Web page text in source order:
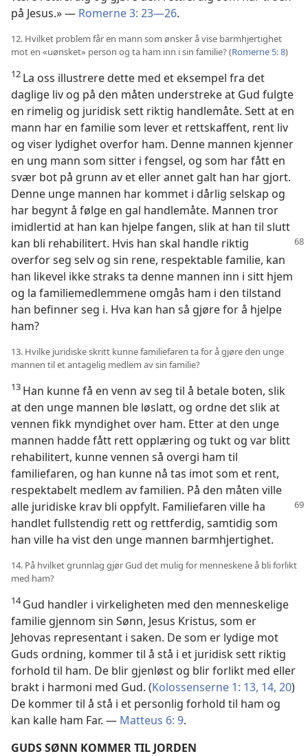
på Jesus.» — Romerne 3: 23—26.
12. Hvilket problem får en mann som ønsker å vise barmhjertighet
mot en «uønsket» person og ta ham inn i sin familie? (Romerne 5: 8)
12 La oss illustrere dette med et eksempel fra det
daglige liv og på den måten understreke at Gud fulgte
en rimelig og juridisk sett riktig handlemåte. Sett at en
mann har en familie som lever et rettskaffent, rent liv
og viser lydighet overfor ham. Denne mannen kjenner
en ung mann som sitter i fengsel, og som har fått en
svær bot på grunn av et eller annet galt han har gjort.
Denne unge mannen har kommet i dårlig selskap og
har begynt å følge en gal handlemåte. Mannen tror
imidlertid at han kan hjelpe fangen, slik at han til slutt
kan bli rehabilitert. Hvis han skal handle riktig
overfor seg selv og sin rene, respektable familie, kan
han likevel ikke straks ta denne mannen inn i sitt hjem
og la familiemedlemmene omgås ham i den tilstand
han befinner seg i. Hva kan han så gjøre for å hjelpe
ham?
13. Hvilke juridiske skritt kunne familiefaren ta for å gjøre den unge
mannen til et antagelig medlem av sin familie?
13 Han kunne få en venn av seg til å betale boten, slik
at den unge mannen ble løslatt, og ordne det slik at
vennen fikk myndighet over ham. Etter at den unge
mannen hadde fått rett opplæring og tukt og var blitt
rehabilitert, kunne vennen så overgi ham til
familiefaren, og han kunne nå tas imot som et rent,
respektabelt medlem av familien. På den måten ville
alle juridiske krav bli oppfylt. Familiefaren ville ha
handlet fullstendig rett og rettferdig, samtidig som
han ville ha vist den unge mannen barmhjertighet.
14. På hvilket grunnlag gjør Gud det mulig for menneskene å bli forlikt
med ham?
14Gud handler i virkeligheten med den menneskelige
familie gjennom sin Sønn, Jesus Kristus, som er
Jehovas representant i saken. De som er lydige mot
Guds ordning, kommer til å stå i et juridisk sett riktig
forhold til ham. De blir gjenløst og blir forlikt med eller
brakt i harmoni med Gud. (Kolossenserne 1: 13, 14, 20)
De kommer til å stå i et personlig forhold til ham og
kan kalle ham Far. — Matteus 6: 9.
GUDS SØNN KOMMER TIL JORDEN